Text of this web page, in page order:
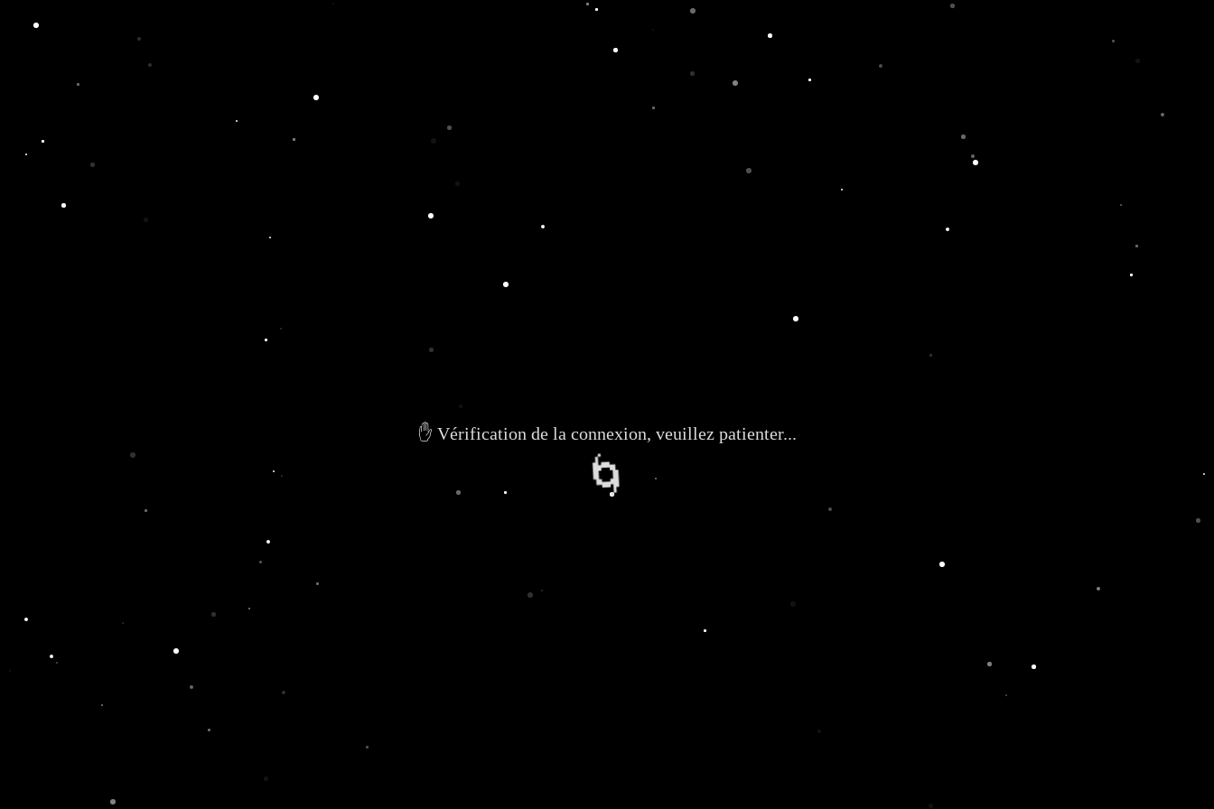
✋ Vérification de la connexion, veuillez patienter...
🌀